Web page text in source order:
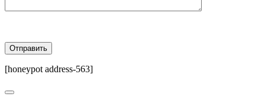
[honeypot address-563]